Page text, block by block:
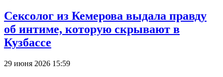
Сексолог из Кемерова выдала правду
об интиме, которую скрывают в
Кузбассе
29 июня 2026 15:59